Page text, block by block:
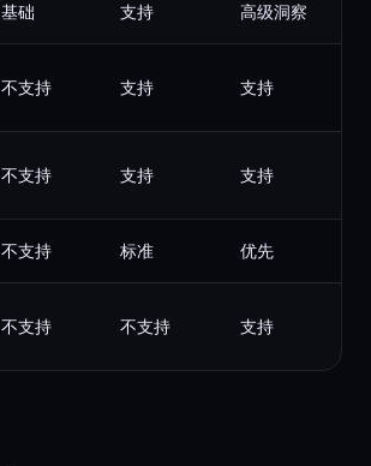
基础 支持 高级洞察
不支持 支持 支持
不支持 支持 支持
不支持 标准 优先
不支持 不支持 支持